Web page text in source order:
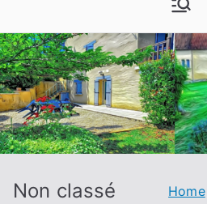
Non classé Home